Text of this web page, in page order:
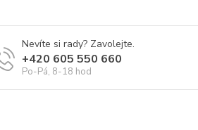
Nevíte si rady? Zavolejte.
+420 605 550 660
Po-Pá, 8-18 hod